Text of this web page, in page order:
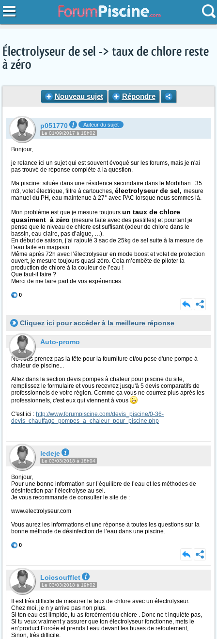
Électrolyseur de sel -> taux de chlore reste
à zéro
Nouveau sujet Répondre
p051770 Auteur du sujet
Le 01/09/2017 à 18h02
Bonjour,
je relance ici un sujet qui est souvent évoqué sur les forums, mais je n'ai
pas trouvé de réponse complète à la question.
Ma piscine: située dans une résidence secondaire dans le Morbihan : 35
m3, volet électrique, filtre à cartouches, électrolyseur de sel, mesure
manuel du PH, eau maintenue à 27° avec PAC lorsque nous sommes là.
Mon problème est que je mesure toujours un taux de chlore
quasiment à zéro (mesure faite avec des pastilles) et pourtant je
pense que le niveau de chlore est suffisant (odeur de chlore dans le
bassin, eau claire, pas d’algue, …).
En début de saison, j’ai rajouté 3 sac de 25kg de sel suite à la mesure de
l’eau faite en magasin.
Même après 72h avec l’électrolyseur en mode boost et volet de protection
ouvert, je mesure toujours quasi-zéro. Cela m’embête de piloter la
production de chlore à la couleur de l’eau !
Que faut-il faire ?
Merci de me faire part de vos expériences.
0
Cliquez ici pour accéder à la meilleure réponse
Auto-promo
Ne vous prenez pas la tête pour la fourniture et/ou pose d'une pompe à
chaleur de piscine...
Allez dans la section devis pompes à chaleur pour piscine du site,
remplissez le formulaire et vous recevrez jusqu'à 5 devis comparatifs de
professionnels de votre région. Comme ça vous ne courrez plus après les
professionnels, c'est eux qui viennent à vous
C'est ici : http://www.forumpiscine.com/devis_piscine/0-36-
devis_chauffage_pompes_a_chaleur_pour_piscine.php
ledeje
Le 03/03/2018 à 18h04
Bonjour,
Pour une bonne information sur l’équilibre de l’eau et les méthodes de
désinfection par l’électrolyse au sel.
Je vous recommande de consulter le site de :
www.electrolyseur.com
Vous aurez les informations et une réponse à toutes les questions sur la
bonne méthode de désinfection de l’eau dans une piscine.
0
Loicsoufflet
Le 03/03/2018 à 19h02
Il est très difficile de mesurer le taux de chlore avec un électrolyseur.
Chez moi, je n y arrive pas non plus.
Si ton eau est limpide, tu as forcément du chlore . Donc ne t inquiète pas,
Si tu veux vraiment y assurer que ton électrolyseur fonctionne, mets le
en’product Forcée et prends l eau devant les buses de refoulement,
Sinon, très difficile.